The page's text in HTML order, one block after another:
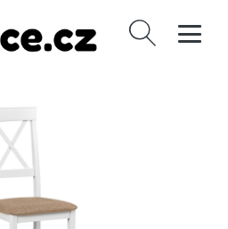
Vyhledávání